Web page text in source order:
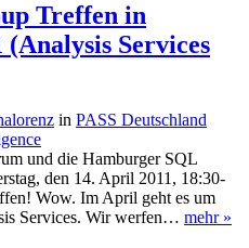
Treffen in
Services
in PASS Deutschland
und die Hamburger SQL
den 14. April 2011, 18:30-
Wow. Im April geht es um
Services. Wir werfen… mehr »